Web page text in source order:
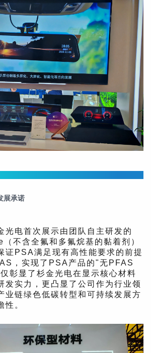
展承诺
光电首次展示由团队自主研发的
不含全氟和多氟烷基的黏着剂）
证PSA满足现有高性能要求的前提
，实现了PSA产品的"无PFAS
彰显了杉金光电在显示核心材料
发实力，更凸显了公司作为行业领
业链绿色低碳转型和可持续发展方
性。